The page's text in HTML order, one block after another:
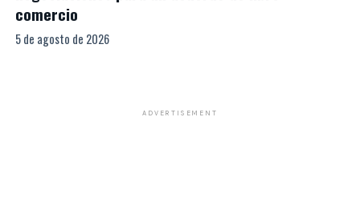
comercio
5 de agosto de 2026
ADVERTISEMENT